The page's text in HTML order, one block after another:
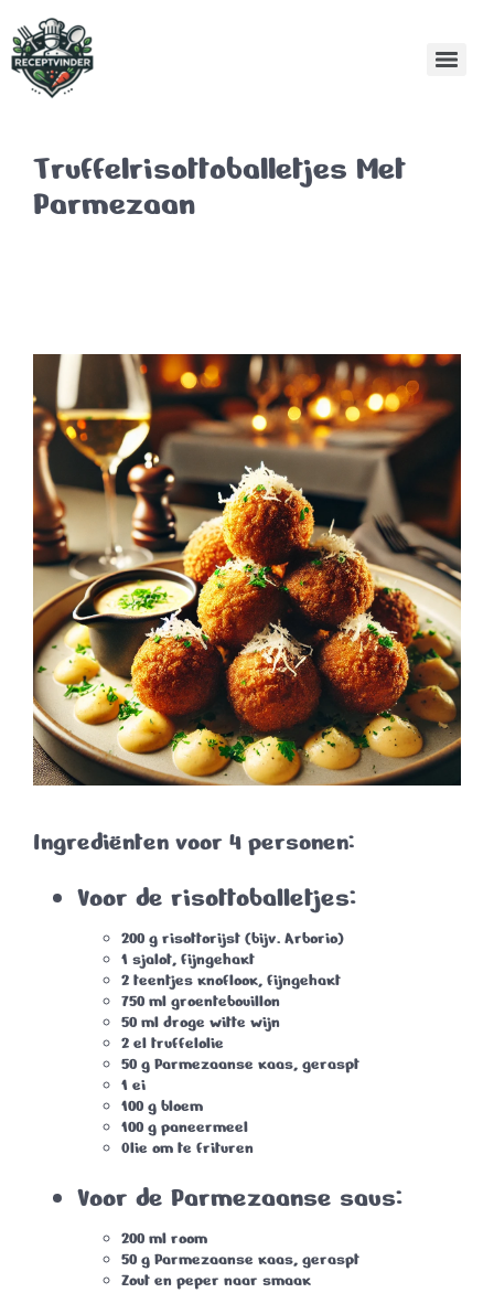
Truffelrisottoballetjes Met
Parmezaan
Ingrediënten voor 4 personen:
Voor de risottoballetjes:
200 g risottorijst (bijv. Arborio)
1 sjalot, fijngehakt
2 teentjes knoflook, fijngehakt
750 ml groentebouillon
50 ml droge witte wijn
2 el truffelolie
50 g Parmezaanse kaas, geraspt
1 ei
100 g bloem
100 g paneermeel
Olie om te frituren
Voor de Parmezaanse saus:
200 ml room
50 g Parmezaanse kaas, geraspt
Zout en peper naar smaak